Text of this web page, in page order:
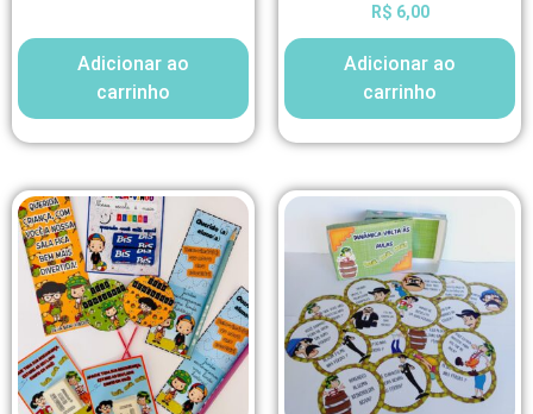
Adicionar ao
carrinho
R$ 6,00
Adicionar ao
carrinho